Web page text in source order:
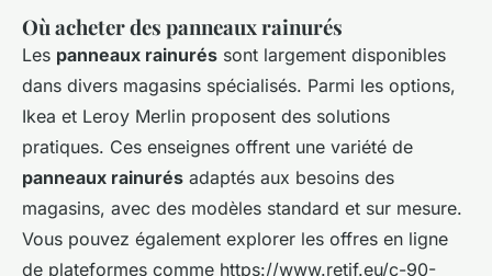
Où acheter des panneaux rainurés
Les panneaux rainurés sont largement disponibles
dans divers magasins spécialisés. Parmi les options,
Ikea et Leroy Merlin proposent des solutions
pratiques. Ces enseignes offrent une variété de
panneaux rainurés adaptés aux besoins des
magasins, avec des modèles standard et sur mesure.
Vous pouvez également explorer les offres en ligne
de plateformes comme https://www.retif.eu/c-90-